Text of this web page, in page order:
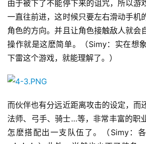
7
月
3
游
茶
由于被下了不能停下来的诅咒，所以游
一直往前进，这时候只要左右滑动手机
角色的方向。并且让角色接触敌人就会
操作就是这麽简单。（Simy：实在想
下雷这个游戏，就能理解了。）
而伙伴也有分远近距离攻击的设定，而
法师、弓手、骑士…等，非常丰富的职
怎麽搭配出一支队伍了。（Simy：